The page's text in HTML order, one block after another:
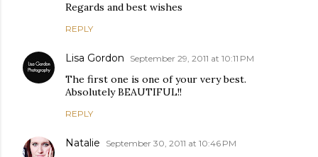
Regards and best wishes
REPLY
Lisa Gordon September 29, 2011 at 10:11 PM
The first one is one of your very best.
Absolutely BEAUTIFUL!!
REPLY
Natalie September 30, 2011 at 10:46 PM